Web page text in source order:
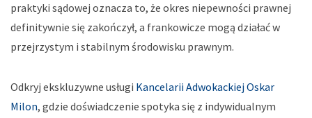
praktyki sądowej oznacza to, że okres niepewności prawnej
definitywnie się zakończył, a frankowicze mogą działać w
przejrzystym i stabilnym środowisku prawnym.
Odkryj ekskluzywne usługi Kancelarii Adwokackiej Oskar
Milon, gdzie doświadczenie spotyka się z indywidualnym